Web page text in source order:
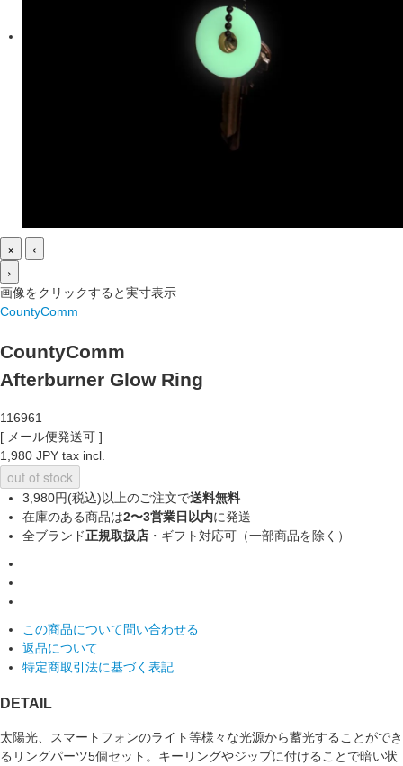
×
‹
›
画像をクリックすると実寸表示
CountyComm
CountyComm
Afterburner Glow Ring
116961
[ メール便発送可 ]
1,980 JPY tax incl.
out of stock
3,980円(税込)以上のご注文で送料無料
在庫のある商品は2〜3営業日以内に発送
全ブランド正規取扱店 ・ギフト対応可（一部商品を除く）
この商品について問い合わせる
返品について
特定商取引法に基づく表記
DETAIL
太陽光、スマートフォンのライト等様々な光源から蓄光することができ
るリングパーツ5個セット。キーリングやジップに付けることで暗い状